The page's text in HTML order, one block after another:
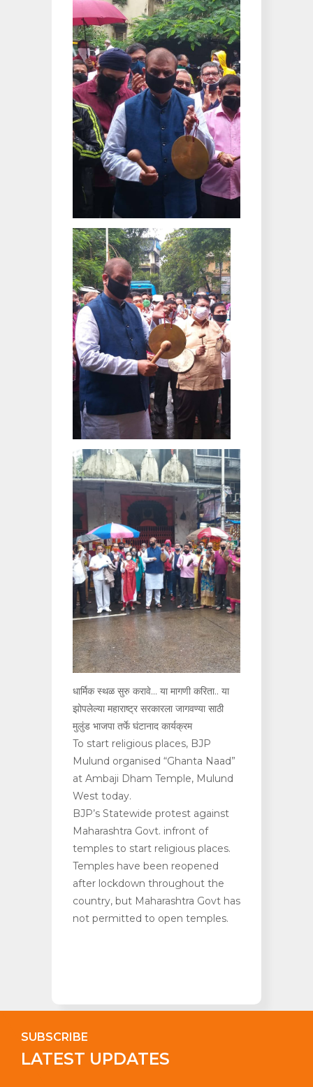
धार्मिक स्थळ सुरु करावे… या मागणी करिता.. या
झोपलेल्या महाराष्ट्र सरकारला जागवण्या साठी
मुलुंड भाजपा तर्फे घंटानाद कार्यक्रम
To start religious places, BJP
Mulund organised “Ghanta Naad”
at Ambaji Dham Temple, Mulund
West today.
BJP’s Statewide protest against
Maharashtra Govt. infront of
temples to start religious places.
Temples have been reopened
after lockdown throughout the
country, but Maharashtra Govt has
not permitted to open temples.
SUBSCRIBE
LATEST UPDATES